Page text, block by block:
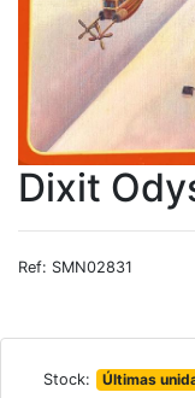
Dixit
Ref: SMN02831
Stock: Últimas